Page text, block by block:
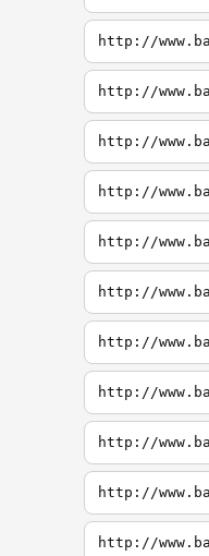
http://
http://
http://
http://
http://
http://
http://
http://
http://
http://
http://